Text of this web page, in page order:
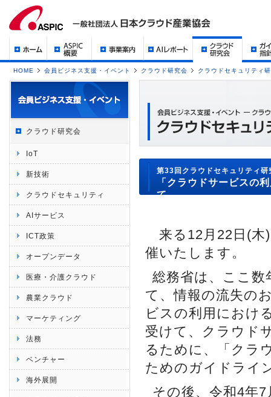
HOME 会員ビジネス支援・イベント クラウド研究会 クラウドセキュリティ
クラウド研究会
IoT
新技術
クラウドセキュリティ
AIサービス
ICT政策
オープンデータ
医療・介護クラウド
農業クラウド
マーケティング
法務
ベンチャー
海外展開
第33回クラウドセキュリティ研
「クラウドサービスの
て
来る12月22日(木
催いたします。
総務省は、ここ
て、情報の流失の
ビスの利用におけ
受けて、クラウド
るために、「クラ
ためのガイドライ
その後、令和4年